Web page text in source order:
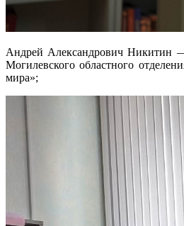
Андрей Александрович Никитин —
Могилевского областного
мира»;